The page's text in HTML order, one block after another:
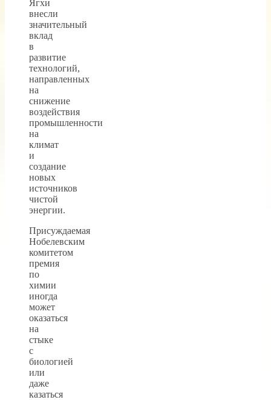
Ягхи
внесли
значительный
вклад
в
развитие
технологий,
направленных
на
снижение
воздействия
промышленности
на
климат
и
создание
новых
источников
чистой
энергии.
Присуждаемая
Нобелевским
комитетом
премия
по
химии
иногда
может
оказаться
на
стыке
с
биологией
или
даже
казаться